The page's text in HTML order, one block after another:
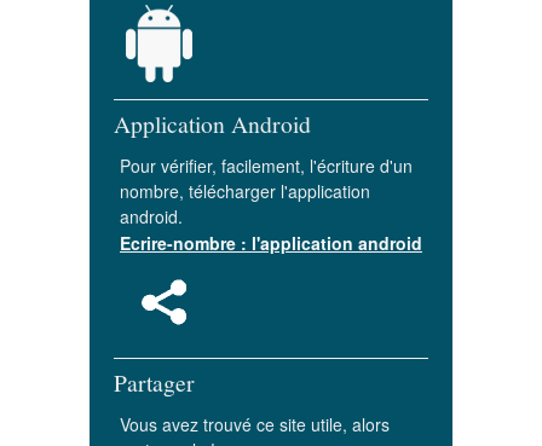
Application Android
Pour vérifier, facilement, l'écriture d'un
nombre, télécharger l'application
android.
Ecrire-nombre : l'application android
Partager
Vous avez trouvé ce site utile, alors